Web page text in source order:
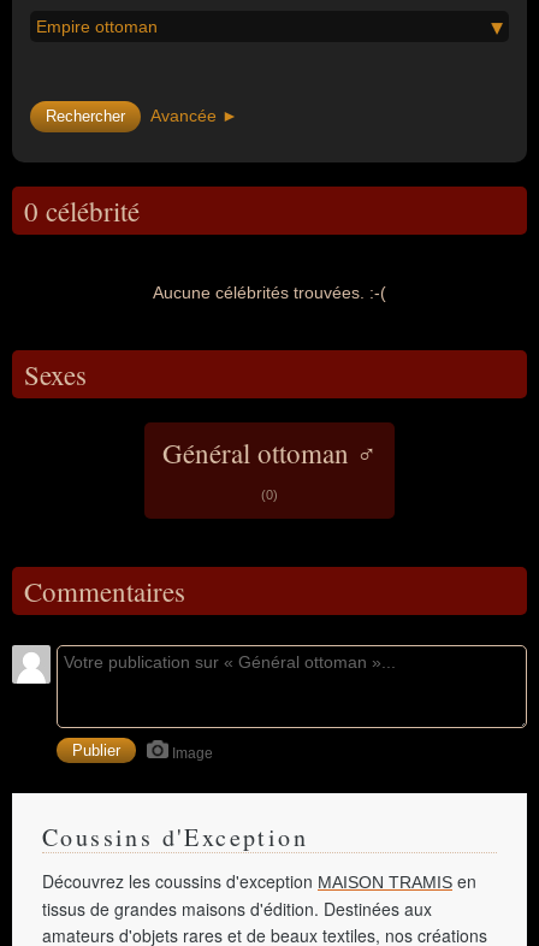
Empire ottoman
Avancée ►
0 célébrité
Aucune célébrités trouvées. :-(
Sexes
Général ottoman ♂
(0)
Commentaires
Image
Coussins d'Exception
Découvrez les coussins d'exception MAISON TRAMIS en
tissus de grandes maisons d'édition. Destinées aux
amateurs d'objets rares et de beaux textiles, nos créations